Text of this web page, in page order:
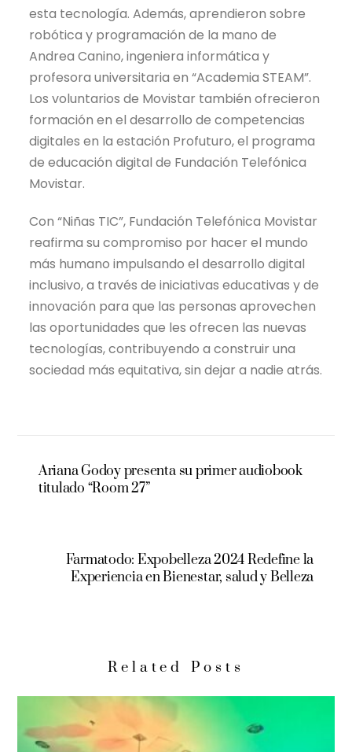
esta tecnología. Además, aprendieron sobre
robótica y programación de la mano de
Andrea Canino, ingeniera informática y
profesora universitaria en “Academia STEAM”.
Los voluntarios de Movistar también ofrecieron
formación en el desarrollo de competencias
digitales en la estación Profuturo, el programa
de educación digital de Fundación Telefónica
Movistar.
Con “Niñas TIC”, Fundación Telefónica Movistar
reafirma su compromiso por hacer el mundo
más humano impulsando el desarrollo digital
inclusivo, a través de iniciativas educativas y de
innovación para que las personas aprovechen
las oportunidades que les ofrecen las nuevas
tecnologías, contribuyendo a construir una
sociedad más equitativa, sin dejar a nadie atrás.
Ariana Godoy presenta su primer audiobook
titulado “Room 27”
Farmatodo: Expobelleza 2024 Redefine la
Experiencia en Bienestar, salud y Belleza
Related Posts